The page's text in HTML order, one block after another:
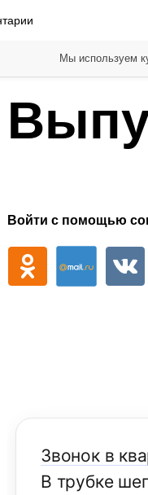
Войти с помощью
Звонок в
В трубке
Мы используем